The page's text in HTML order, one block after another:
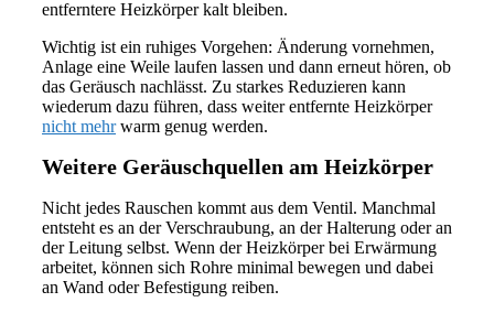
entferntere Heizkörper kalt bleiben.
Wichtig ist ein ruhiges Vorgehen: Änderung vornehmen,
Anlage eine Weile laufen lassen und dann erneut hören, ob
das Geräusch nachlässt. Zu starkes Reduzieren kann
wiederum dazu führen, dass weiter entfernte Heizkörper
nicht mehrwarm genug werden.
Weitere Geräuschquellen am Heizkörper
Nicht jedes Rauschen kommt aus dem Ventil. Manchmal
entsteht es an der Verschraubung, an der Halterung oder an
der Leitung selbst. Wenn der Heizkörper bei Erwärmung
arbeitet, können sich Rohre minimal bewegen und dabei
an Wand oder Befestigung reiben.